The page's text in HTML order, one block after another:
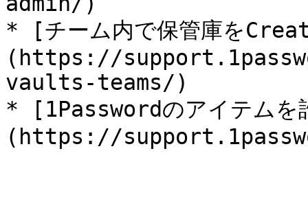
* [チーム内で保管庫を
(https://
vaults-teams/)
* [1Passwordのアイテムを